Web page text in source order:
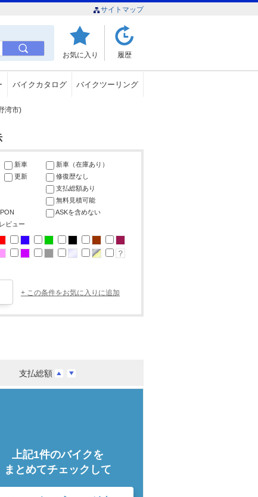
サイトマップ
お気に入り 履歴
バイクカタログ バイクツーリング
湾市)
新車
新車（在庫あり）
更新
修復歴なし
支払総額あり
無料見積可能
ASKを含めない
ビュー
+ この条件をお気に入りに追加
支払総額
上記1件のバイクを
まとめてチェックして